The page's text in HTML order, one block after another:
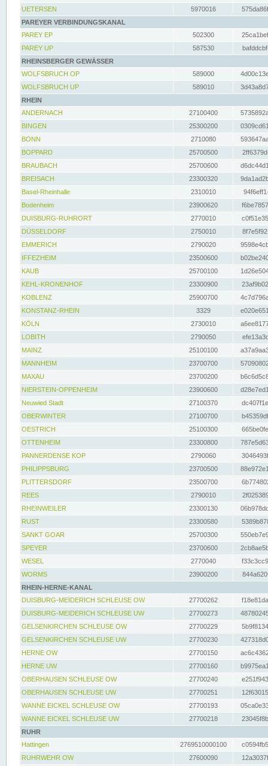
UETERSEN
5970016
PAREYER VERBINDUNGSKANAL
PAREY EP
502300
PAREY UP
587530
RHEINSBERGER GEWÄSSER
WOLFSBRUCH OP
589000
WOLFSBRUCH UP
589010
RHEIN
ANDERNACH
27100400
BINGEN
25300200
BONN
2710080
BOPPARD
25700500
BRAUBACH
25700600
BREISACH
23300320
Basel-Rheinhalle
2310010
Bodenheim
23900620
DUISBURG-RUHRORT
2770010
DÜSSELDORF
2750010
EMMERICH
2790020
IFFEZHEIM
23500600
KAUB
25700100
KEHL-KRONENHOF
23300900
KOBLENZ
25900700
KONSTANZ-RHEIN
3329
KÖLN
2730010
LOBITH
2790050
MAINZ
25100100
MANNHEIM
23700700
MAXAU
23700200
NIERSTEIN-OPPENHEIM
23900600
Neuwied Stadt
27100370
OBERWINTER
27100700
OESTRICH
25100300
OTTENHEIM
23300800
PANNERDENSE KOP
2790060
PHILIPPSBURG
23700500
PLITTERSDORF
23500700
REES
2790010
RHEINWEILER
23300130
RUST
23300580
SANKT GOAR
25700300
SPEYER
23700600
WESEL
2770040
WORMS
23900200
RHEIN-HERNE-KANAL
DUISBURG-MEIDERICH SCHLEUSE OW
27700262
DUISBURG-MEIDERICH SCHLEUSE UW
27700273
GELSENKIRCHEN SCHLEUSE OW
27700229
GELSENKIRCHEN SCHLEUSE UW
27700230
HERNE OW
27700150
HERNE UW
27700160
OBERHAUSEN SCHLEUSE OW
27700240
OBERHAUSEN SCHLEUSE UW
27700251
WANNE EICKEL SCHLEUSE OW
27700193
WANNE EICKEL SCHLEUSE UW
27700218
RUHR
Hattingen
2769510000100
RUHRWEHR OW
27600090